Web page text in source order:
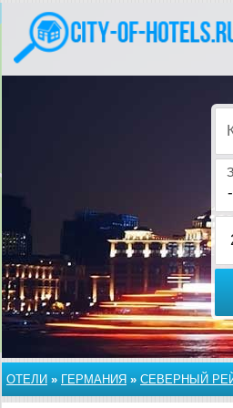
ОТЕЛИ » ГЕРМАНИЯ » СЕВЕРНЫЙ